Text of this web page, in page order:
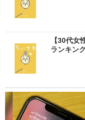
【30代女
ランキン